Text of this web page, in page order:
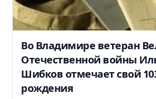
Во Владимире ветеран
Отечественной войны
Шибков отмечает свой
рождения